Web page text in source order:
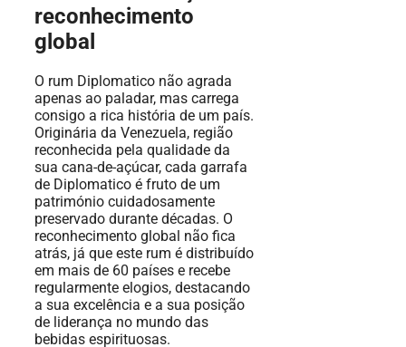
reconhecimento
global
O rum Diplomatico não agrada
apenas ao paladar, mas carrega
consigo a rica história de um país.
Originária da Venezuela, região
reconhecida pela qualidade da
sua cana-de-açúcar, cada garrafa
de Diplomatico é fruto de um
património cuidadosamente
preservado durante décadas. O
reconhecimento global não fica
atrás, já que este rum é distribuído
em mais de 60 países e recebe
regularmente elogios, destacando
a sua excelência e a sua posição
de liderança no mundo das
bebidas espirituosas.